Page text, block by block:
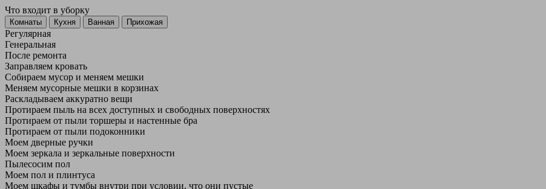
Что входит в уборку
Регу­лярная
Гене­ральная
После ремонта
Заправляем кровать
Собираем мусор и меняем мешки
Меняем мусорные мешки в корзинах
Раскладываем аккуратно вещи
Протираем пыль на всех доступных и свободных поверхностях
Протираем от пыли торшеры и настенные бра
Протираем от пыли подоконники
Моем дверные ручки
Моем зеркала и зеркальные поверхности
Пылесосим пол
Моем пол и плинтуса
Моем шкафы и тумбы внутри при условии, что они пустые